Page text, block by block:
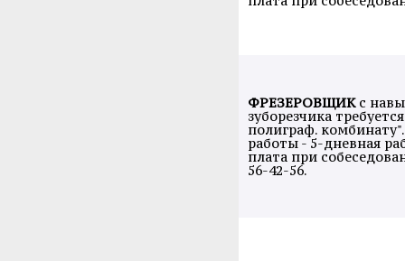
ФРЕЗЕРОВЩИКс
зуборезчика
полиграф.
работы - 5-дневная
плата при
56-42-56.